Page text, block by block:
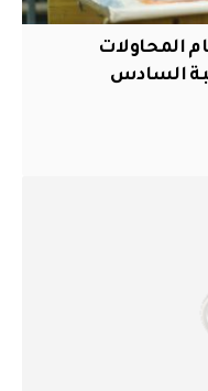
المحاولات
السادس